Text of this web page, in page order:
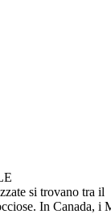
si trovano tra il
In Canada, i